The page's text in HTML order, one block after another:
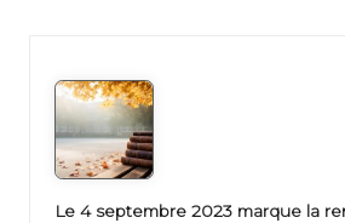
Le 4 septembre 2023 marque la